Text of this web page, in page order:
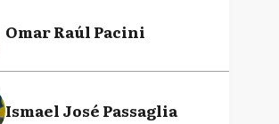
Omar Raúl Pacini
Ismael José Passaglia